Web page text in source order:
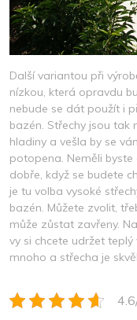
Další variantou při
nízkou, která opravdu
nebude se dát použít i
bazén. Střechy jsou tak
hladiny a vešla by se
potopena. Neměli
dobře, když se budete
je tu volba vysoké
bazén. Můžete zvolit,
může zůstat zavřeny.
vy si chcete udržet
mnoho a střecha je